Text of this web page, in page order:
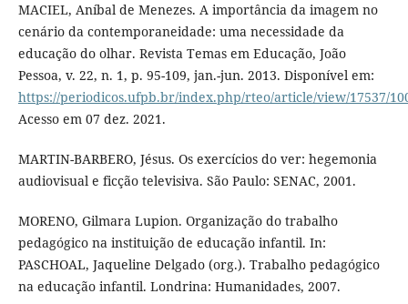
MACIEL, Aníbal de Menezes. A importância da imagem no
cenário da contemporaneidade: uma necessidade da
educação do olhar. Revista Temas em Educação, João
Pessoa, v. 22, n. 1, p. 95-109, jan.-jun. 2013. Disponível em:
https://periodicos.ufpb.br/index.php/rteo/article/view/17537/
Acesso em 07 dez. 2021.
MARTIN-BARBERO, Jésus. Os exercícios do ver: hegemonia
audiovisual e ficção televisiva. São Paulo: SENAC, 2001.
MORENO, Gilmara Lupion. Organização do trabalho
pedagógico na instituição de educação infantil. In:
PASCHOAL, Jaqueline Delgado (org.). Trabalho pedagógico
na educação infantil. Londrina: Humanidades, 2007.